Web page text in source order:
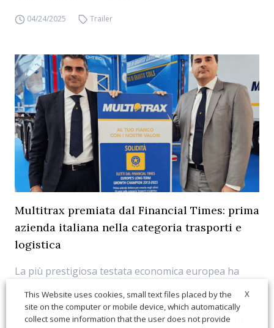
04/24/2025 Trailer
Multitrax premiata dal Financial Times: prima
azienda italiana nella categoria trasporti e
logistica
La più prestigiosa testata economica europea ha
Term Growth Champions 2025” che comprende le
300 società con il più alto tasso di crescita in Europa
X
This Website uses cookies, small text files placed by the
site on the computer or mobile device, which automatically
collect some information that the user does not provide